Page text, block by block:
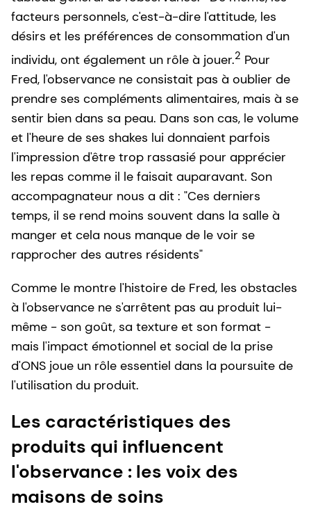
facteurs personnels, c'est-à-dire l'attitude, les
désirs et les préférences de consommation d'un
individu, ont également un rôle à jouer.2 Pour
Fred, l'observance ne consistait pas à oublier de
prendre ses compléments alimentaires, mais à se
sentir bien dans sa peau. Dans son cas, le volume
et l'heure de ses shakes lui donnaient parfois
l'impression d'être trop rassasié pour apprécier
les repas comme il le faisait auparavant. Son
accompagnateur nous a dit : "Ces derniers
temps, il se rend moins souvent dans la salle à
manger et cela nous manque de le voir se
rapprocher des autres résidents"
Comme le montre l'histoire de Fred, les obstacles
à l'observance ne s'arrêtent pas au produit lui-
même - son goût, sa texture et son format -
mais l'impact émotionnel et social de la prise
d'ONS joue un rôle essentiel dans la poursuite de
l'utilisation du produit.
Les caractéristiques des
produits qui influencent
l'observance : les voix des
maisons de soins